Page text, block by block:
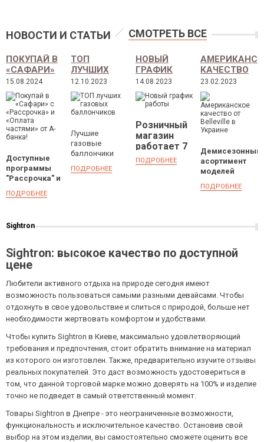
НОВОСТИ И СТАТЬИ СМОТРЕТЬ ВСЕ
ПОКУПАЙ В
«САФАРИ»
С
«РАССРОЧКА»
И «ОПЛАТА
ЧАСТЯМИ»
ОТ А-
БАНКА!
15.08.2024
Доступные
программы
"Рассрочка" и
частями" от А-
ПОДРОБНЕЕ
ТОП
ЛУЧШИХ
ГАЗОВЫХ
БАЛЛОНЧИКОВ
12.10.2023
Лучшие
газовые
баллончики
самообороны:
ПОДРОБНЕЕ
НОВЫЙ
ГРАФИК
РАБОТЫ
14.08.2023
Розничный
магазин
работает 7
дней в
неделю
ПОДРОБНЕЕ
КАЧЕСТВО
ОТ
BELLEVILLE
В УКРАИНЕ
23.02.2023
Демисезонный
асортимент
моделей
заказов
ПОДРОБНЕЕ
Sightron
Sightron: высокое качество по доступной
цене
Любители активного отдыха на природе сегодня имеют
возможность пользоваться самыми разными девайсами. Чтобы
отдохнуть в свое удовольствие и слиться с природой, больше нет
необходимости жертвовать комфортом и удобствами.
Чтобы купить Sightron в Киеве, максимально удовлетворяющий
требования и предпочтения, стоит обратить внимание на материал
из которого он изготовлен. Также, предварительно изучите отзывы
реальных покупателей. Это даст возможность удостовериться в
том, что данной торговой марке можно доверять на 100% и изделие
точно не подведет в самый ответственный момент.
Товары Sightron в Днепре - это неограниченные возможности,
функциональность и исключительное качество. Остановив свой
выбор на этом изделии, вы самостоятельно сможете оценить все